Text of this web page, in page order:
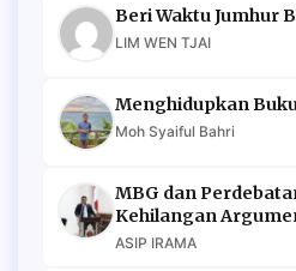
Beri Waktu Jumhur
LIM WEN TJAI
Menghidupkan
Moh Syaiful Bahri
MBG dan
Kehilangan
ASIP IRAMA